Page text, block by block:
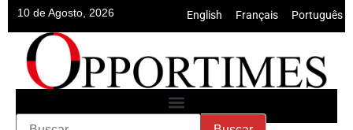
10 de Agosto, 2026 English Français Português